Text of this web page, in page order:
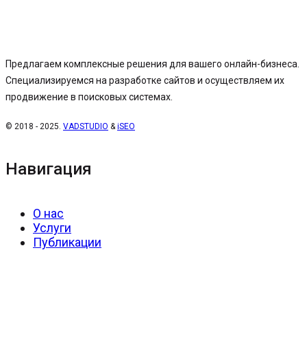
Предлагаем комплексные решения для вашего онлайн-бизнеса.
Специализируемся на разработке сайтов и осуществляем их
продвижение в поисковых системах.
© 2018 - 2025. VADSTUDIO & iSEO
Навигация
О нас
Услуги
Публикации